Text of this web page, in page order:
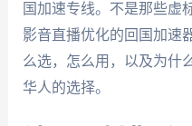
国加速专线。不是那些虚
影音直播优化的回国加速
么选，怎么用，以及为什
华人的选择。